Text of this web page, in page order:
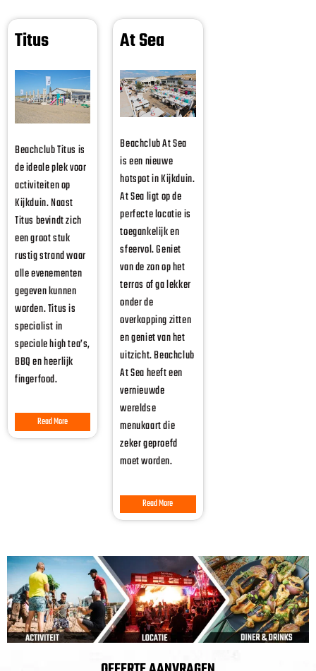
Titus
Beachclub Titus is
de ideale plek voor
activiteiten op
Kijkduin. Naast
Titus bevindt zich
een groot stuk
rustig strand waar
alle evenementen
gegeven kunnen
worden. Titus is
specialist in
speciale high tea’s,
BBQ en heerlijk
fingerfood.
Read More
At Sea
Beachclub At Sea
is een nieuwe
hotspot in Kijkduin.
At Sea ligt op de
perfecte locatie is
toegankelijk en
sfeervol. Geniet
van de zon op het
terras of ga lekker
onder de
overkapping zitten
en geniet van het
uitzicht. Beachclub
At Sea heeft een
vernieuwde
wereldse
menukaart die
zeker geproefd
moet worden.
Read More